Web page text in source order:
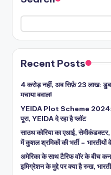
Recent Posts
4 करोड़ नहीं, अब सिर्फ़ 23 लाख:
मचाया बवाल!
YEIDA Plot Scheme 2024:
पूरा, YEIDA दे रहा है प्लॉट
साउथ कोरिया का एआई, सेमीकंडक्टर,
में कुशल श्रमिकों की भर्ती –
अमेरिका के साथ टैरिफ वॉर के बीच
इमिग्रेशन के मुद्दे पर क्या है रुख,